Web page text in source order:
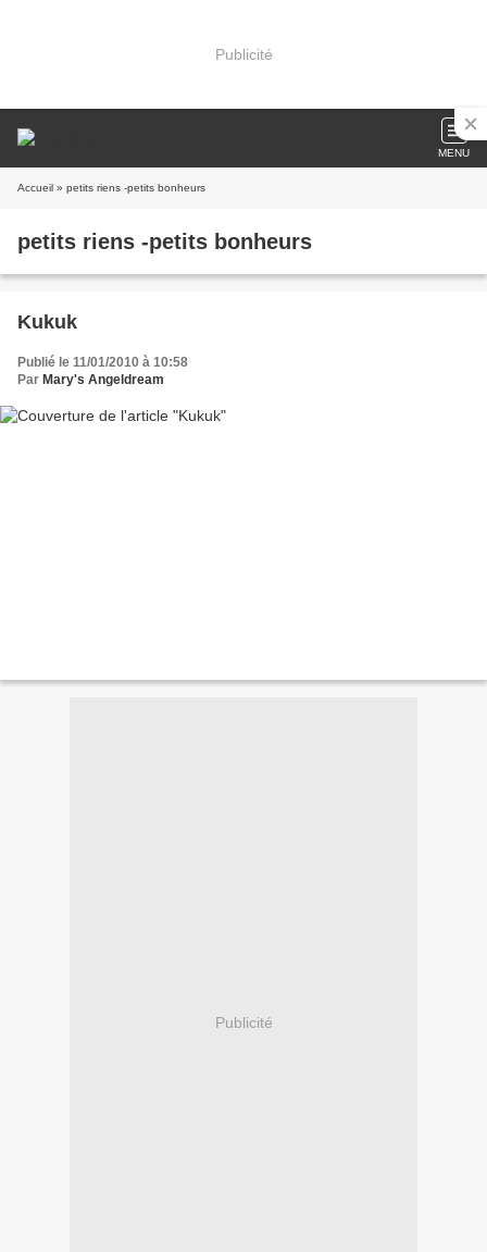
Publicité
MENU
Accueil » petits riens -petits bonheurs
petits riens -petits bonheurs
Kukuk
Publié le 11/01/2010 à 10:58
Par Mary's Angeldream
Publicité